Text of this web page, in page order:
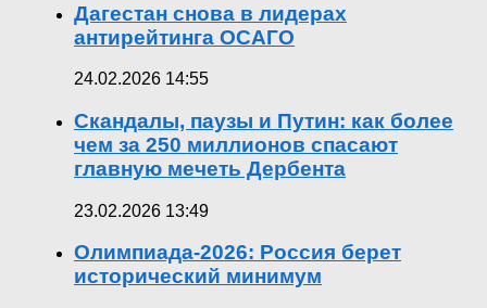
Дагестан снова в лидерах
антирейтинга ОСАГО
24.02.2026 14:55
Скандалы, паузы и Путин: как более
чем за 250 миллионов спасают
главную мечеть Дербента
23.02.2026 13:49
Олимпиада-2026: Россия берет
исторический минимум